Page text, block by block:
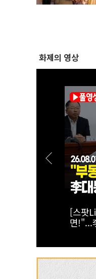
화제의 영상
[스팟
이상